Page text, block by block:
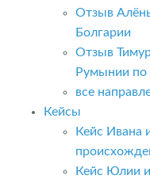
Отзыв
Болгарии
Отзыв
Румынии по
все
Кейсы
Кейс Ивана
Кейс Юлии